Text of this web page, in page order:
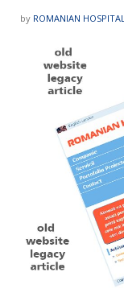
by ROMANIAN